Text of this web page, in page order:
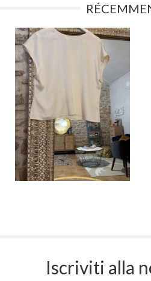
Iscriviti alla